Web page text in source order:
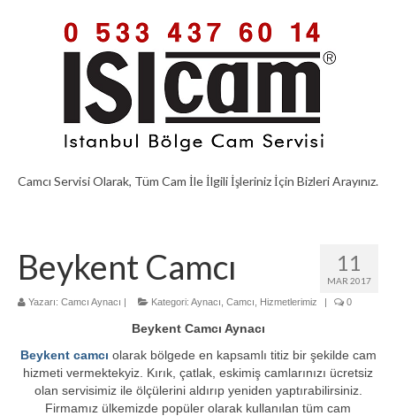
Camcı Servisi Olarak, Tüm Cam İle İlgili İşleriniz İçin Bizleri Arayınız.
11
MAR 2017
Beykent Camcı
Yazarı: Camcı Aynacı | Kategori: Aynacı Camcı Hizmetlerimiz | 0
Beykent Camcı Aynacı
Beykent camcı olarak bölgede en kapsamlı titiz bir şekilde cam
hizmeti vermektekyiz. Kırık, çatlak, eskimiş camlarınızı ücretsiz
olan servisimiz ile ölçülerini aldırıp yeniden yaptırabilirsiniz.
Firmamız ülkemizde popüler olarak kullanılan tüm cam